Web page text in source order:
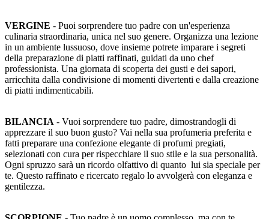
VERGINE - Puoi sorprendere tuo padre con un'esperienza
culinaria straordinaria, unica nel suo genere. Organizza una lezione
in un ambiente lussuoso, dove insieme potrete imparare i segreti
della preparazione di piatti raffinati, guidati da uno chef
professionista. Una giornata di scoperta dei gusti e dei sapori,
arricchita dalla condivisione di momenti divertenti e dalla creazione
di piatti indimenticabili.
BILANCIA - Vuoi sorprendere tuo padre, dimostrandogli di
apprezzare il suo buon gusto? Vai nella sua profumeria preferita e
fatti preparare una confezione elegante di profumi pregiati,
selezionati con cura per rispecchiare il suo stile e la sua personalità.
Ogni spruzzo sarà un ricordo olfattivo di quanto lui sia speciale per
te. Questo raffinato e ricercato regalo lo avvolgerà con eleganza e
gentilezza.